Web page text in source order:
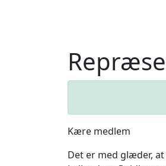
Kære medlem
Det er med glæder,